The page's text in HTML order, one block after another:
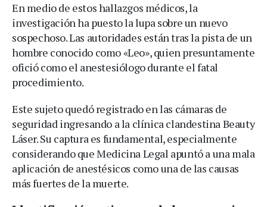
En medio de estos hallazgos médicos, la
investigación ha puesto la lupa sobre un nuevo
sospechoso. Las autoridades están tras la pista de un
hombre conocido como «Leo», quien presuntamente
ofició como el anestesiólogo durante el fatal
procedimiento.
Este sujeto quedó registrado en las cámaras de
seguridad ingresando a la clínica clandestina Beauty
Láser. Su captura es fundamental, especialmente
considerando que Medicina Legal apuntó a una mala
aplicación de anestésicos como una de las causas
más fuertes de la muerte.